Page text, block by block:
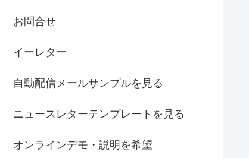
お問合せ
イーレター
自動配信メールサンプルを見る
ニュースレターテンプレートを見る
オンラインデモ・説明を希望